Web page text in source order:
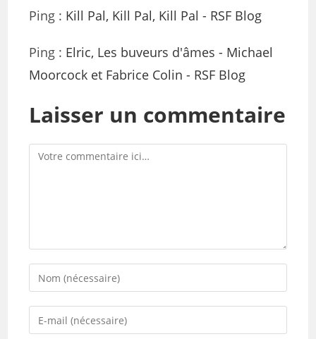
Ping : Kill Pal, Kill Pal, Kill Pal - RSF Blog
Ping : Elric, Les buveurs d'âmes - Michael
Moorcock et Fabrice Colin - RSF Blog
Laisser un commentaire